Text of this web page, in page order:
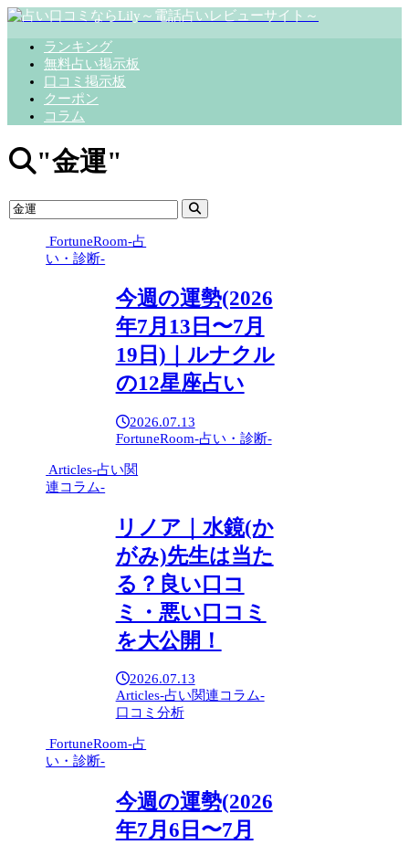
ランキング
無料占い掲示板
口コミ掲示板
クーポン
コラム
"金運"
FortuneRoom-占
い・診断-
今週の運勢(2026
年7月13日〜7月
19日)｜ルナクル
の12星座占い
2026.07.13
FortuneRoom-占い・診断-
Articles-占い関
連コラム-
リノア｜水鏡(か
がみ)先生は当た
る？良い口コ
ミ・悪い口コミ
を大公開！
2026.07.13
Articles-占い関連コラム-
口コミ分析
FortuneRoom-占
い・診断-
今週の運勢(2026
年7月6日〜7月